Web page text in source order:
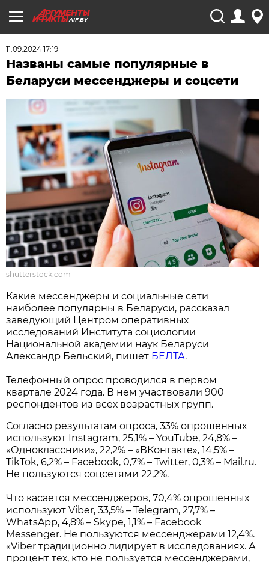
AIF.BY
11.09.2024 17:19
Названы самые популярные в
Беларуси мессенджеры и соцсети
shutterstock.com
Какие мессенджеры и социальные сети
наиболее популярны в Беларуси, рассказал
заведующий Центром оперативных
исследований Института социологии
Национальной академии наук Беларуси
Александр Бельский, пишет БЕЛТА.
Телефонный опрос проводился в первом
квартале 2024 года. В нем участвовали 900
респондентов из всех возрастных групп.
Согласно результатам опроса, 33% опрошенных
используют Instagram, 25,1% – YouTube, 24,8% –
«Одноклассники», 22,2% – «ВКонтакте», 14,5% –
TikTok, 6,2% – Facebook, 0,7% – Twitter, 0,3% – Mail.ru.
Не пользуются соцсетями 22,2%.
Что касается мессенджеров, 70,4% опрошенных
используют Viber, 33,5% – Telegram, 27,7% –
WhatsApp, 4,8% – Skype, 1,1% – Facebook
Messenger. Не пользуются мессенджерами 12,4%.
«Viber традиционно лидирует в исследованиях. А
процент тех, кто не пользуется мессенджерами,